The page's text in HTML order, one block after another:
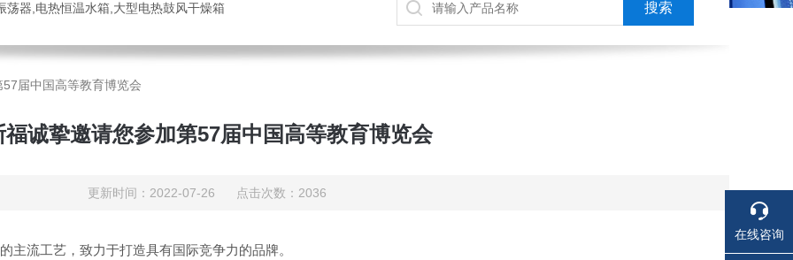
器,电热恒温水箱,大型电热鼓风干燥箱
届中国高等教育博览会
福诚挚邀请您参加第57届中国高等教育博览会
更新时间：2022-07-26 点击次数：2036
主流工艺， 致力于打造具有国际竞争力的品牌。
在线咨询